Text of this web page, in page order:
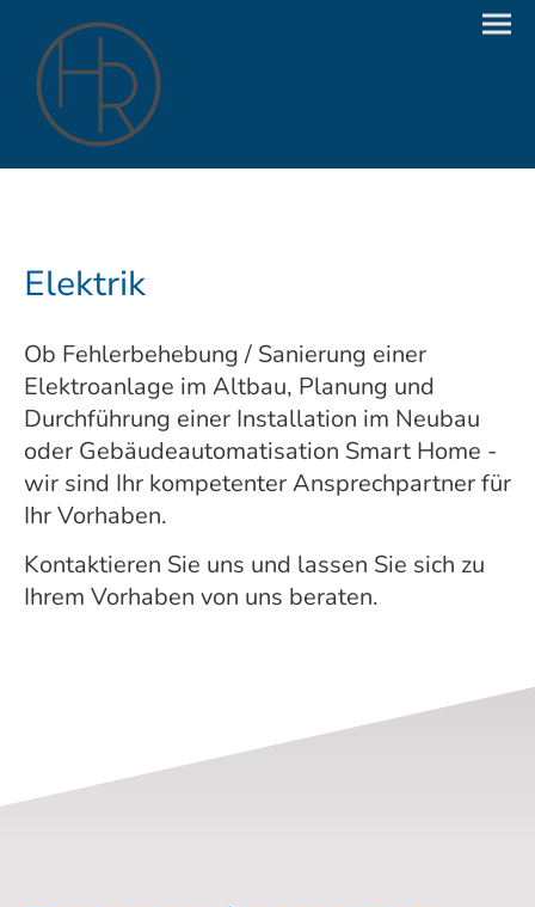
Elektrik
Ob Fehlerbehebung / Sanierung einer
Elektroanlage im Altbau, Planung und
Durchführung einer Installation im Neubau
oder Gebäudeautomatisation Smart Home -
wir sind Ihr kompetenter Ansprechpartner für
Ihr Vorhaben.
Kontaktieren Sie uns und lassen Sie sich zu
Ihrem Vorhaben von uns beraten.